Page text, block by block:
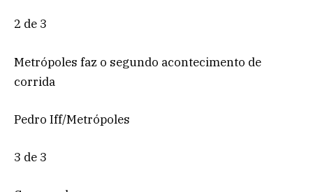
2 de 3
Metrópoles faz o segundo acontecimento de
corrida
Pedro Iff/Metrópoles
3 de 3